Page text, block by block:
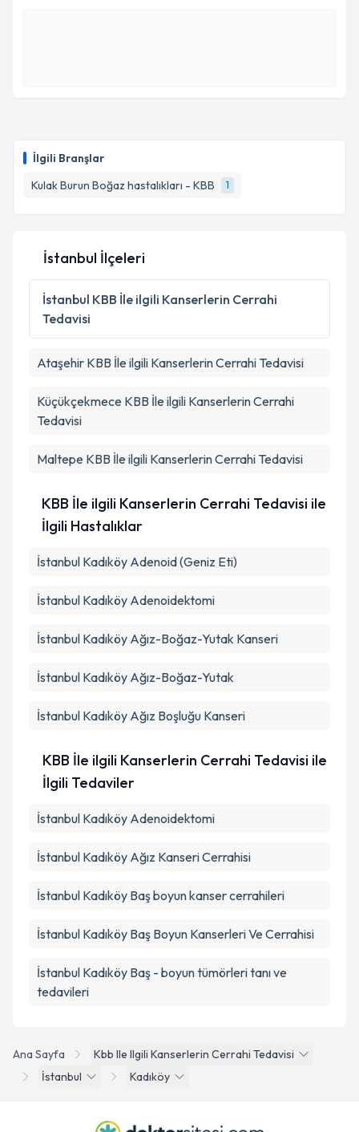
İlgili Branşlar
Kulak Burun Boğaz hastalıkları - KBB
1
Ana Sayfa
Kbb Ile Ilgili Kanserlerin Cerrahi Tedavisi
İstanbul
Kadıköy
İstanbul İlçeleri
İstanbul KBB İle ilgili Kanserlerin Cerrahi
Tedavisi
Ataşehir KBB İle ilgili Kanserlerin Cerrahi Tedavisi
Küçükçekmece KBB İle ilgili Kanserlerin Cerrahi
Tedavisi
Maltepe KBB İle ilgili Kanserlerin Cerrahi Tedavisi
KBB İle ilgili Kanserlerin Cerrahi Tedavisi ile
İlgili Hastalıklar
İstanbul Kadıköy Adenoid (Geniz Eti)
İstanbul Kadıköy Adenoidektomi
İstanbul Kadıköy Ağız-Boğaz-Yutak Kanseri
İstanbul Kadıköy Ağız-Boğaz-Yutak
İstanbul Kadıköy Ağız Boşluğu Kanseri
KBB İle ilgili Kanserlerin Cerrahi Tedavisi ile
İlgili Tedaviler
İstanbul Kadıköy Adenoidektomi
İstanbul Kadıköy Ağız Kanseri Cerrahisi
İstanbul Kadıköy Baş boyun kanser cerrahileri
İstanbul Kadıköy Baş Boyun Kanserleri Ve Cerrahisi
İstanbul Kadıköy Baş - boyun tümörleri tanı ve
tedavileri